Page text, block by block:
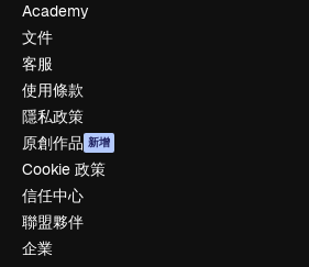
Academy
文件
客服
使用條款
隱私政策
原創作品 新增
Cookie 政策
信任中心
聯盟夥伴
企業